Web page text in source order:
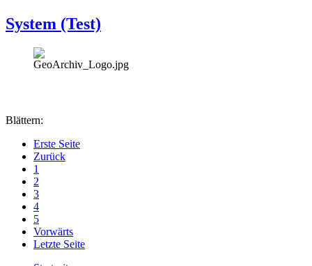
System (Test)
Blättern:
Erste Seite
Zurück
1
2
3
4
5
Vorwärts
Letzte Seite